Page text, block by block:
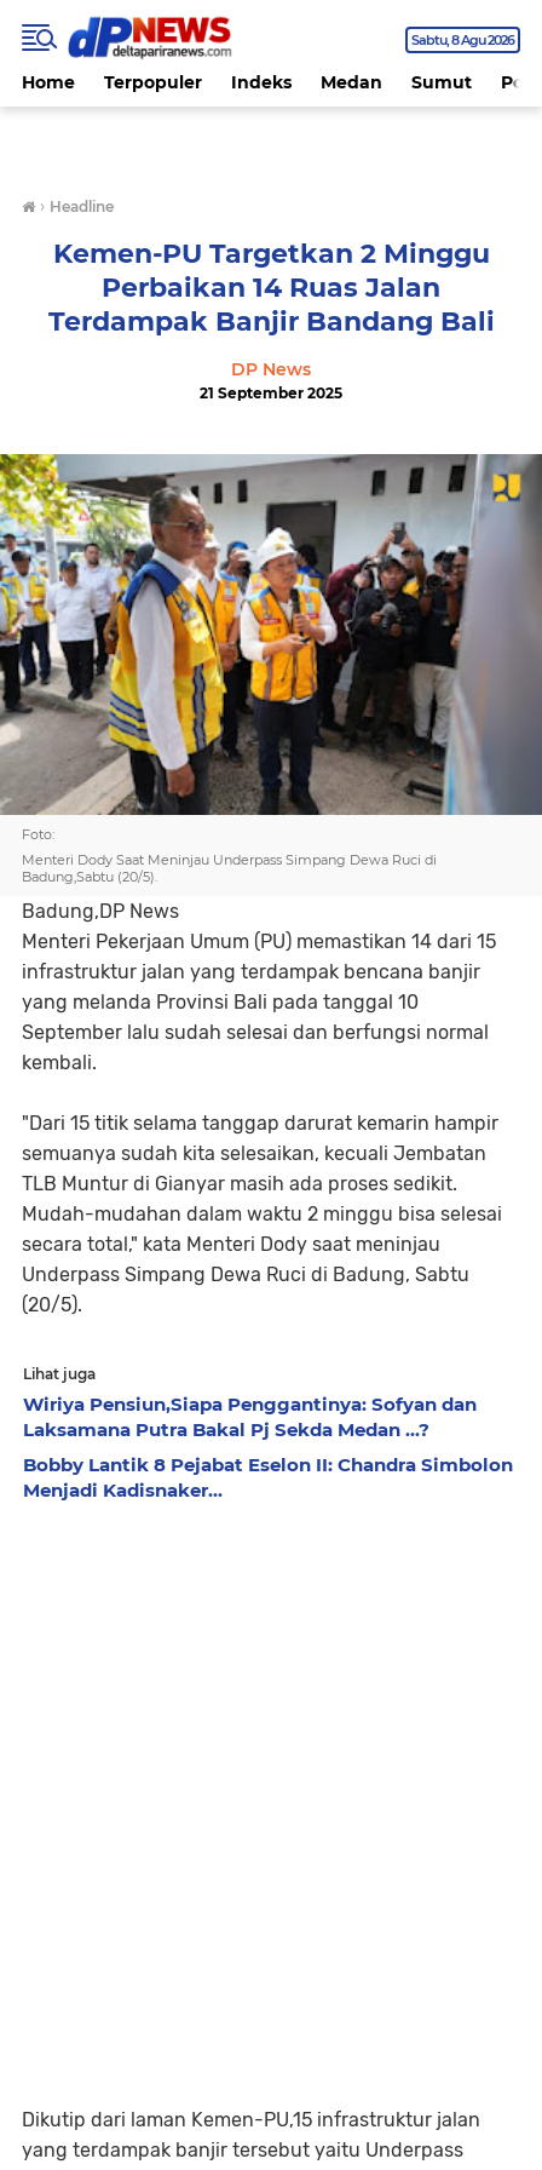
Sabtu 8 Agu 2026
Home Terpopuler Indeks Medan Sumut
› Headline
Kemen-PU Targetkan 2 Minggu
Perbaikan 14 Ruas Jalan
Terdampak Banjir Bandang Bali
DP News
21 September 2025
Foto:
Menteri Dody Saat Meninjau Underpass Simpang Dewa Ruci di
Badung,Sabtu (20/5).
Badung,DP News
Menteri Pekerjaan Umum (PU) memastikan 14 dari 15
infrastruktur jalan yang terdampak bencana banjir
yang melanda Provinsi Bali pada tanggal 10
September lalu sudah selesai dan berfungsi normal
kembali.
"Dari 15 titik selama tanggap darurat kemarin hampir
semuanya sudah kita selesaikan, kecuali Jembatan
TLB Muntur di Gianyar masih ada proses sedikit.
Mudah-mudahan dalam waktu 2 minggu bisa selesai
secara total," kata Menteri Dody saat meninjau
Underpass Simpang Dewa Ruci di Badung, Sabtu
(20/5).
Lihat juga
Wiriya Pensiun,Siapa Penggantinya: Sofyan dan
Laksamana Putra Bakal Pj Sekda Medan ...?
Bobby Lantik 8 Pejabat Eselon II: Chandra Simbolon
Menjadi Kadisnaker...
Dikutip dari laman Kemen-PU,15 infrastruktur jalan
yang terdampak banjir tersebut yaitu Underpass